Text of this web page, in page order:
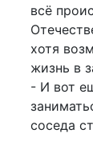
всё
хотя
жизнь в
- И вот
соседа